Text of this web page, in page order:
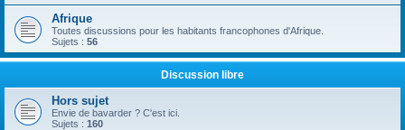
Afrique
Toutes discussions pour les habitants francophones d'Afrique.
Sujets : 56
Discussion libre
Hors sujet
Envie de bavarder ? C'est ici.
Sujets : 160